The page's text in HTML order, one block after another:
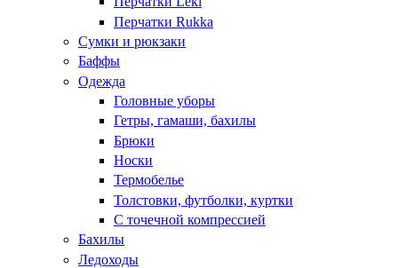
Перчатки Rukka
Сумки и рюкзаки
Баффы
Одежда
Головные уборы
Гетры, гамаши, бахилы
Брюки
Носки
Термобелье
Толстовки, футболки, куртки
С точечной компрессией
Бахилы
Ледоходы